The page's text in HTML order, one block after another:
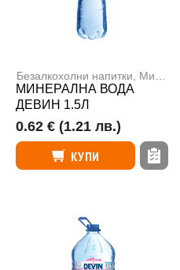
,Минерална вода
Безалкохолни напитки Минерална вода
МИНЕРАЛНА ВОДА
ДЕВИН 1.5Л
0.62 € (1.21 лв.)
КУПИ